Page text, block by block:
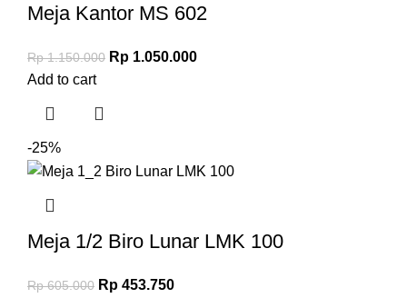
Meja Kantor MS 602
Rp1.150.000 Rp 1.050.000
Add to cart
-25%
Meja 1/2 Biro Lunar LMK 100
Rp605.000 Rp 453.750